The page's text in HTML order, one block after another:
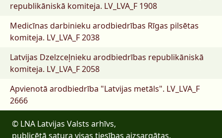
republikāniskā komiteja. LV_LVA_F 1908
Medicīnas darbinieku arodbiedrības Rīgas pilsētas
komiteja. LV_LVA_F 2038
Latvijas Dzelzceļnieku arodbiedrības republikāniskā
komiteja. LV_LVA_F 2058
Apvienotā arodbiedrība "Latvijas metāls". LV_LVA_F
2666
© LNA Latvijas Valsts arhīvs,
publicētā satura visas tiesības aizsargātas.